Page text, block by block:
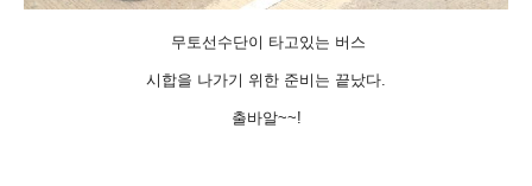
무토선수단이 타고있는 버스
시합을 나가기 위한 준비는 끝났다.
출바알~~!